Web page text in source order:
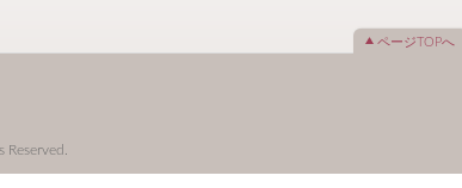
ページTOPへ